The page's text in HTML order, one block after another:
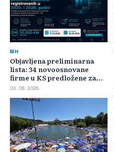
BIH
Objavljena preliminarna
lista: 34 novoosnovane
firme u KS predložene za
400.000 KM poticaja
03. 08. 2026.